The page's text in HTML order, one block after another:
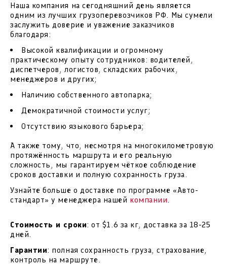
Наша компания на сегодняшний день является
одним из лучших грузоперевозчиков РФ. Мы сумели
заслужить доверие и уважение заказчиков
благодаря:
Высокой квалификации и огромному
практическому опыту сотрудников: водителей,
диспетчеров, логистов, складских рабочих,
менеджеров и других;
Наличию собственного автопарка;
Демократичной стоимости услуг;
Отсутствию языкового барьера;
А также тому, что, несмотря на многокилометровую
протяжённость маршрута и его реальную
сложность, мы гарантируем чёткое соблюдение
сроков доставки и полную сохранность груза.
Узнайте больше о доставке по программе «Авто-
стандарт» у менеджера нашей компании.
Стоимость и сроки: от $1.6 за кг, доставка за 18-25
дней.
Гарантии: полная сохранность груза, страхование,
контроль на маршруте.